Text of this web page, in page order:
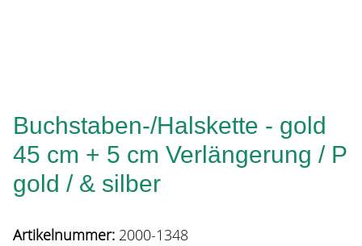
Buchstaben-/Halskette - gold
45 cm + 5 cm Verlängerung / P
gold / & silber
Artikelnummer: 2000-1348